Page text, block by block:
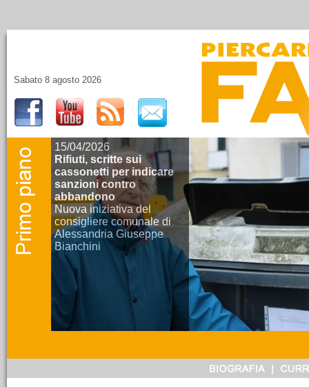
Sabato 8 agosto 2026
15/04/2026
Rifiuti, scritte sui
cassonetti per indicare
sanzioni contro
abbandono
Nuova iniziativa del
consigliere comunale di
Alessandria Giuseppe
Bianchini
Referendum sulla